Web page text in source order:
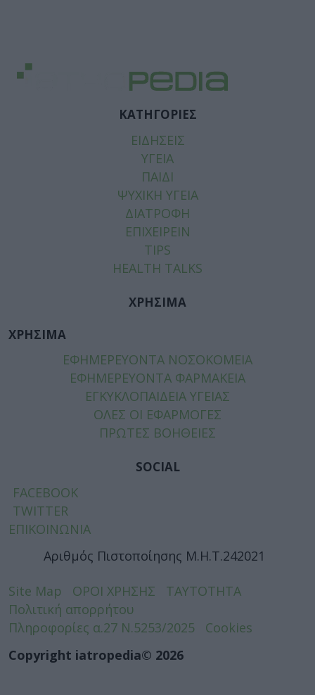
ΚΑΤΗΓΟΡΙΕΣ
ΕΙΔΗΣΕΙΣ
ΥΓΕΙΑ
ΠΑΙΔΙ
ΨΥΧΙΚΗ ΥΓΕΙΑ
ΔΙΑΤΡΟΦΗ
ΕΠΙΧΕΙΡΕΙΝ
TIPS
HEALTH TALKS
ΧΡΗΣΙΜΑ
ΧΡΗΣΙΜΑ
ΕΦΗΜΕΡΕΥΟΝΤΑ ΝΟΣΟΚΟΜΕΙΑ
ΕΦΗΜΕΡΕΥΟΝΤΑ ΦΑΡΜΑΚΕΙΑ
ΕΓΚΥΚΛΟΠΑΙΔΕΙΑ ΥΓΕΙΑΣ
ΟΛΕΣ ΟΙ ΕΦΑΡΜΟΓΕΣ
ΠΡΩΤΕΣ ΒΟΗΘΕΙΕΣ
SOCIAL
FACEBOOK
TWITTER
ΕΠΙΚΟΙΝΩΝΙΑ
Αριθμός Πιστοποίησης Μ.Η.Τ.242021
Site Map ΟΡΟΙ ΧΡΗΣΗΣ
ΤΑΥΤΟΤΗΤΑ
Πολιτική απορρήτου
Πληροφορίες α.27 Ν.5253/2025
Cookies
Copyright iatropedia© 2026